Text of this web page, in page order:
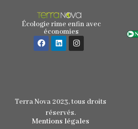
Écologie rime enfin avec
économies
Terra Nova 2023, tous droits
réservés.
Mentions légales